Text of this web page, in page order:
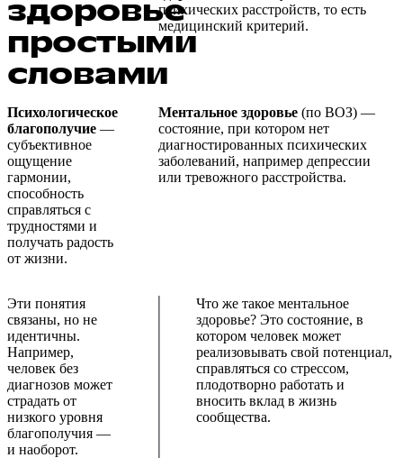
здоровье
простыми
словами
психических расстройств, то есть
медицинский критерий.
Психологическое
благополучие —
субъективное
ощущение
гармонии,
способность
справляться с
трудностями и
получать радость
от жизни.
Ментальное здоровье (по ВОЗ) —
состояние, при котором нет
диагностированных психических
заболеваний, например депрессии
или тревожного расстройства.
Эти понятия
связаны, но не
идентичны.
Например,
человек без
диагнозов может
страдать от
низкого уровня
благополучия —
и наоборот.
Что же такое ментальное
здоровье? Это состояние, в
котором человек может
реализовывать свой потенциал,
справляться со стрессом,
плодотворно работать и
вносить вклад в жизнь
сообщества.